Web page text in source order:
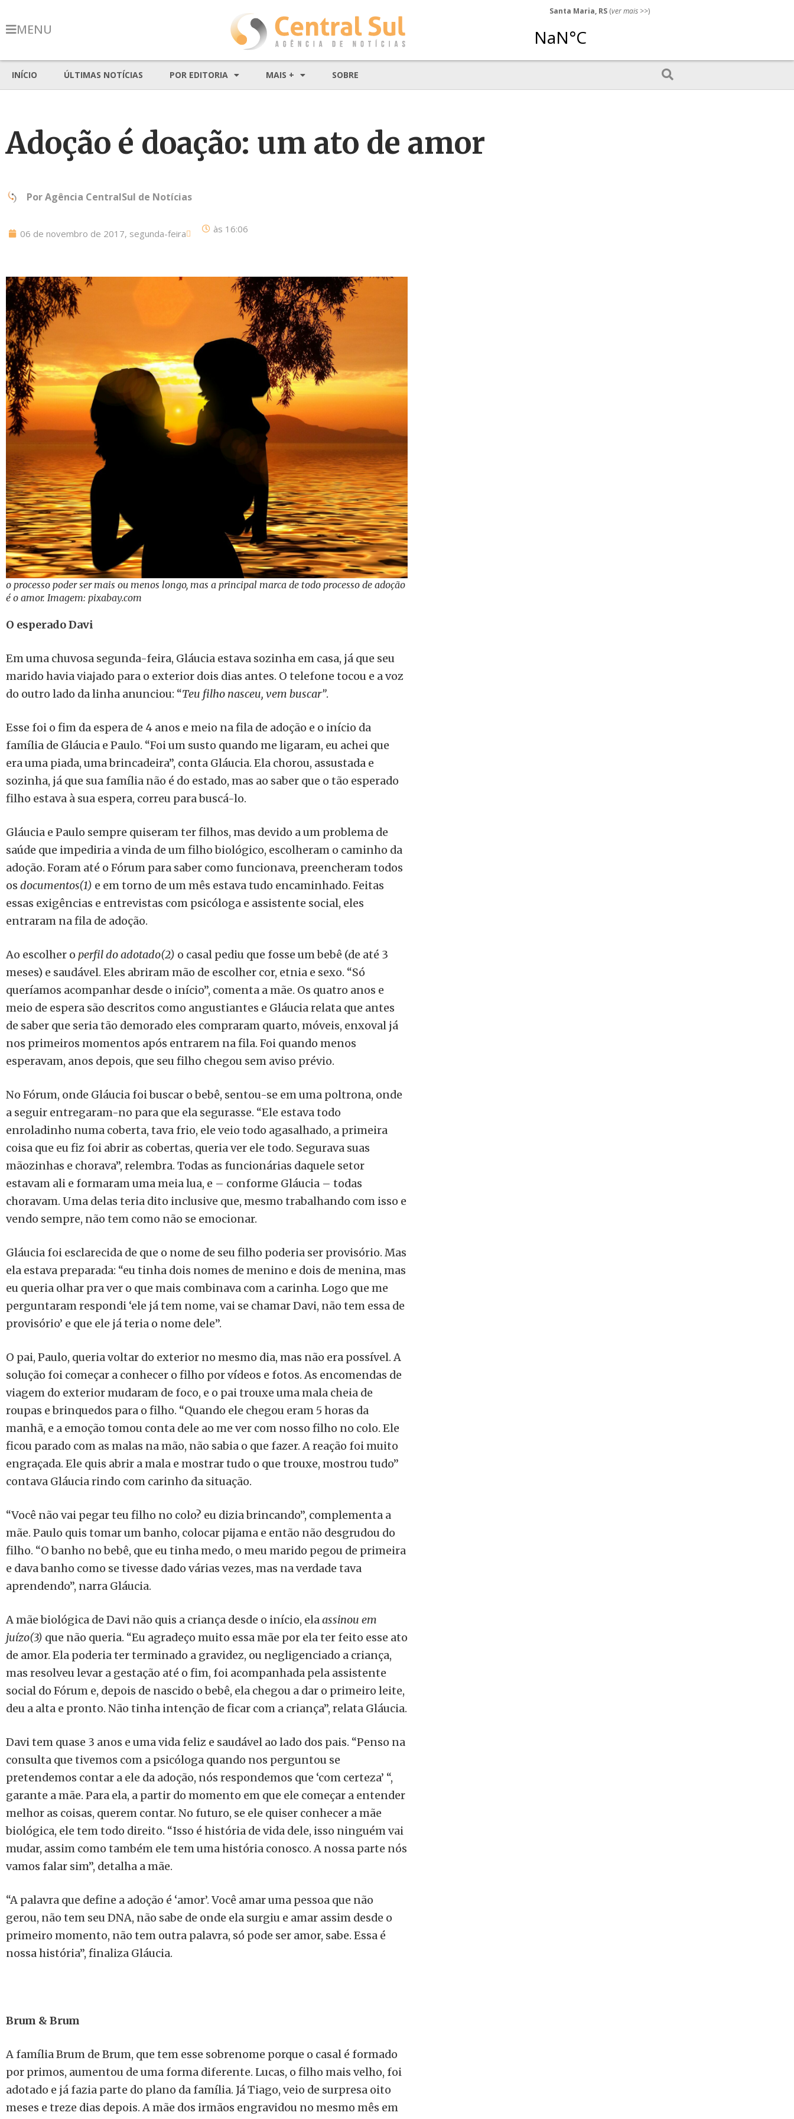
MENU
Santa Maria, RS (ver mais >>)
INÍCIO ÚLTIMAS NOTÍCIAS POR EDITORIA MAIS + SOBRE
Adoção é doação: um ato de amor
PorAgência CentralSul de Notícias
06 de novembro de 2017, segunda-feira às 16:06
o processo poder ser mais ou menos longo, mas a principal marca de todo processo de adoção
é o amor. Imagem: pixabay.com
O esperado Davi
Em uma chuvosa segunda-feira, Gláucia estava sozinha em casa, já que seu
marido havia viajado para o exterior dois dias antes. O telefone tocou e a voz
do outro lado da linha anunciou: “Teu filho nasceu, vem buscar”.
Esse foi o fim da espera de 4 anos e meio na fila de adoção e o início da
família de Gláucia e Paulo. “Foi um susto quando me ligaram, eu achei que
era uma piada, uma brincadeira”, conta Gláucia. Ela chorou, assustada e
sozinha, já que sua família não é do estado, mas ao saber que o tão esperado
filho estava à sua espera, correu para buscá-lo.
Gláucia e Paulo sempre quiseram ter filhos, mas devido a um problema de
saúde que impediria a vinda de um filho biológico, escolheram o caminho da
adoção. Foram até o Fórum para saber como funcionava, preencheram todos
osdocumentos(1) e em torno de um mês estava tudo encaminhado. Feitas
essas exigências e entrevistas com psicóloga e assistente social, eles
entraram na fila de adoção.
Ao escolher operfil do adotado(2) o casal pediu que fosse um bebê (de até 3
meses) e saudável. Eles abriram mão de escolher cor, etnia e sexo. “Só
queríamos acompanhar desde o início”, comenta a mãe. Os quatro anos e
meio de espera são descritos como angustiantes e Gláucia relata que antes
de saber que seria tão demorado eles compraram quarto, móveis, enxoval já
nos primeiros momentos após entrarem na fila. Foi quando menos
esperavam, anos depois, que seu filho chegou sem aviso prévio.
No Fórum, onde Gláucia foi buscar o bebê, sentou-se em uma poltrona, onde
a seguir entregaram-no para que ela segurasse. “Ele estava todo
enroladinho numa coberta, tava frio, ele veio todo agasalhado, a primeira
coisa que eu fiz foi abrir as cobertas, queria ver ele todo. Segurava suas
mãozinhas e chorava”, relembra. Todas as funcionárias daquele setor
estavam ali e formaram uma meia lua, e – conforme Gláucia – todas
choravam. Uma delas teria dito inclusive que, mesmo trabalhando com isso e
vendo sempre, não tem como não se emocionar.
Gláucia foi esclarecida de que o nome de seu filho poderia ser provisório. Mas
ela estava preparada: “eu tinha dois nomes de menino e dois de menina, mas
eu queria olhar pra ver o que mais combinava com a carinha. Logo que me
perguntaram respondi ‘ele já tem nome, vai se chamar Davi, não tem essa de
provisório’ e que ele já teria o nome dele”.
O pai, Paulo, queria voltar do exterior no mesmo dia, mas não era possível. A
solução foi começar a conhecer o filho por vídeos e fotos. As encomendas de
viagem do exterior mudaram de foco, e o pai trouxe uma mala cheia de
roupas e brinquedos para o filho. “Quando ele chegou eram 5 horas da
manhã, e a emoção tomou conta dele ao me ver com nosso filho no colo. Ele
ficou parado com as malas na mão, não sabia o que fazer. A reação foi muito
engraçada. Ele quis abrir a mala e mostrar tudo o que trouxe, mostrou tudo”
contava Gláucia rindo com carinho da situação.
“Você não vai pegar teu filho no colo? eu dizia brincando”, complementa a
mãe. Paulo quis tomar um banho, colocar pijama e então não desgrudou do
filho. “O banho no bebê, que eu tinha medo, o meu marido pegou de primeira
e dava banho como se tivesse dado várias vezes, mas na verdade tava
aprendendo”, narra Gláucia.
A mãe biológica de Davi não quis a criança desde o início, elaassinou em
juízo(3) que não queria. “Eu agradeço muito essa mãe por ela ter feito esse ato
de amor. Ela poderia ter terminado a gravidez, ou negligenciado a criança,
mas resolveu levar a gestação até o fim, foi acompanhada pela assistente
social do Fórum e, depois de nascido o bebê, ela chegou a dar o primeiro leite,
deu a alta e pronto. Não tinha intenção de ficar com a criança”, relata Gláucia.
Davi tem quase 3 anos e uma vida feliz e saudável ao lado dos pais. “Penso na
consulta que tivemos com a psicóloga quando nos perguntou se
pretendemos contar a ele da adoção, nós respondemos que ‘com certeza’ “,
garante a mãe. Para ela, a partir do momento em que ele começar a entender
melhor as coisas, querem contar. No futuro, se ele quiser conhecer a mãe
biológica, ele tem todo direito. “Isso é história de vida dele, isso ninguém vai
mudar, assim como também ele tem uma história conosco. A nossa parte nós
vamos falar sim”, detalha a mãe.
“A palavra que define a adoção é ‘amor’. Você amar uma pessoa que não
gerou, não tem seu DNA, não sabe de onde ela surgiu e amar assim desde o
primeiro momento, não tem outra palavra, só pode ser amor, sabe. Essa é
nossa história”, finaliza Gláucia.
Brum & Brum
A família Brum de Brum, que tem esse sobrenome porque o casal é formado
por primos, aumentou de uma forma diferente. Lucas, o filho mais velho, foi
adotado e já fazia parte do plano da família. Já Tiago, veio de surpresa oito
meses e treze dias depois. A mãe dos irmãos engravidou no mesmo mês em